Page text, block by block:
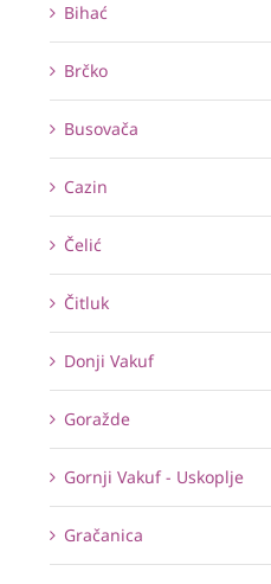
Bihać
Brčko
Busovača
Cazin
Čelić
Čitluk
Donji Vakuf
Goražde
Gornji Vakuf - Uskoplje
Gračanica